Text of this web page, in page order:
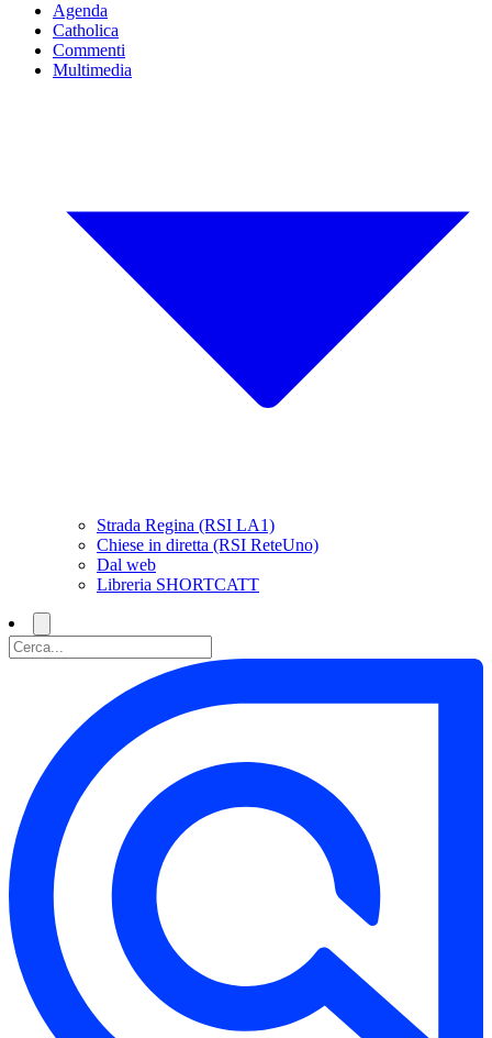
Agenda
Catholica
Commenti
Multimedia
Strada Regina (RSI LA1)
Chiese in diretta (RSI ReteUno)
Dal web
Libreria SHORTCATT